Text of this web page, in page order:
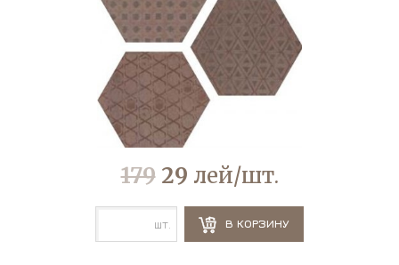
179 29 лей/шт.
шт. В КОРЗИНУ